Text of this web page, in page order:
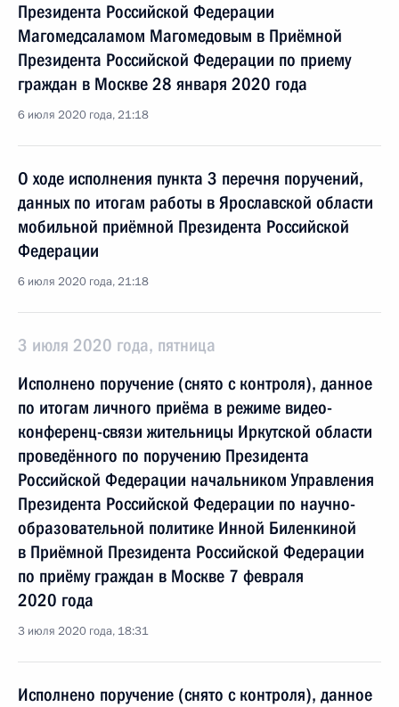
Президента Российской Федерации
Магомедсаламом Магомедовым в Приёмной
Президента Российской Федерации по приему
граждан в Москве 28 января 2020 года
6 июля 2020 года, 21:18
О ходе исполнения пункта 3 перечня поручений,
данных по итогам работы в Ярославской области
мобильной приёмной Президента Российской
Федерации
6 июля 2020 года, 21:18
3 июля 2020 года, пятница
Исполнено поручение (снято с контроля), данное
по итогам личного приёма в режиме видео-
конференц-связи жительницы Иркутской области
проведённого по поручению Президента
Российской Федерации начальником Управления
Президента Российской Федерации по научно-
образовательной политике Инной Биленкиной
в Приёмной Президента Российской Федерации
по приёму граждан в Москве 7 февраля
2020 года
3 июля 2020 года, 18:31
Исполнено поручение (снято с контроля), данное